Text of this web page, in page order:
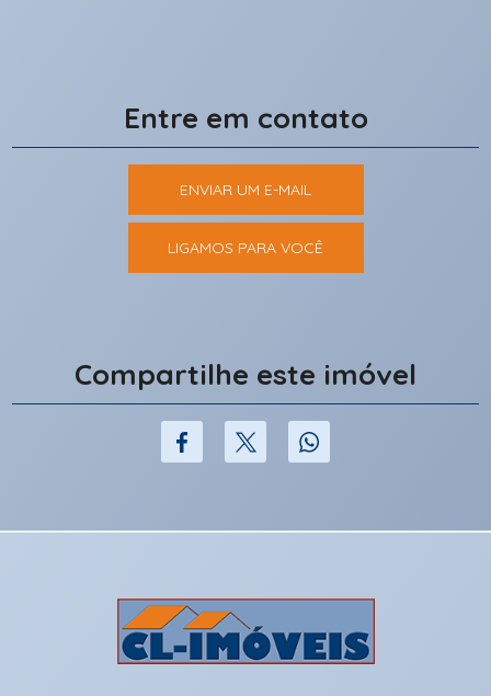
Entre em contato
ENVIAR UM E-MAIL
LIGAMOS PARA VOCÊ
Compartilhe este imóvel